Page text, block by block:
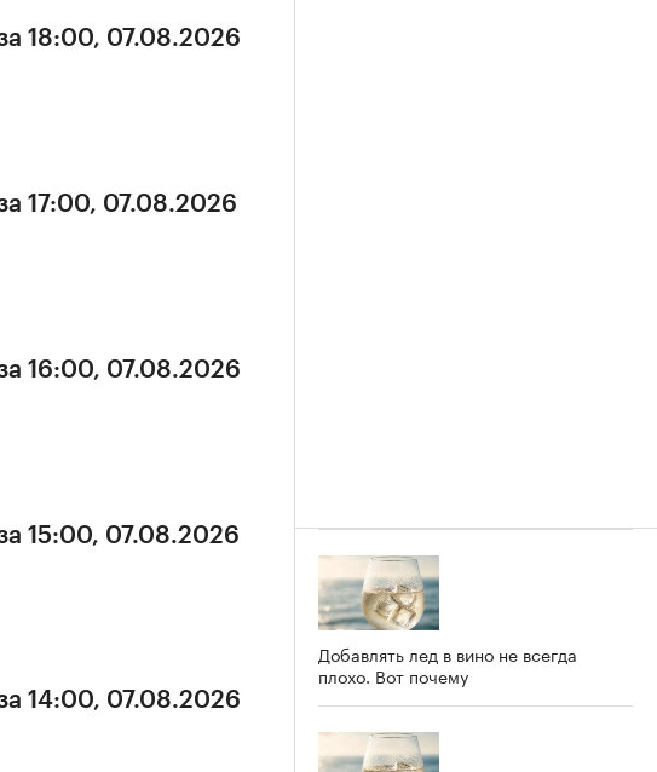
18:00, 07.08.2026
17:00, 07.08.2026
16:00, 07.08.2026
15:00, 07.08.2026
14:00, 07.08.2026
Добавлять лед в вино не всегда
плохо. Вот почему